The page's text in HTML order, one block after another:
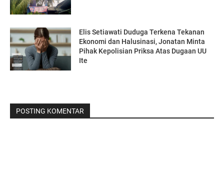
Elis Setiawati Duduga Terkena Tekanan
Ekonomi dan Halusinasi, Jonatan Minta
Pihak Kepolisian Priksa Atas Dugaan UU
Ite
POSTING KOMENTAR